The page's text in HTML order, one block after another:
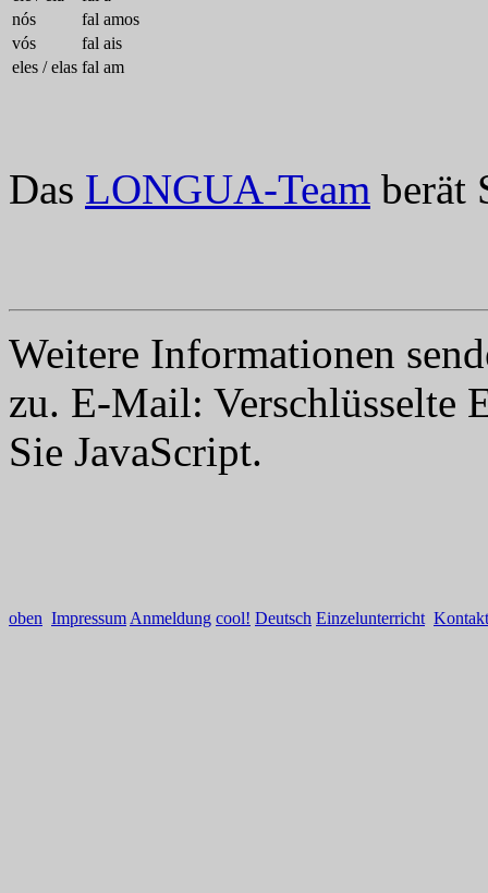
nós
fal amos
vós
fal ais
eles / elas fal am
Das LONGUA-Team berät
Weitere Informationen
zu. E-Mail: Verschlüsselte
Sie JavaScript.
oben Impressum Anmeldung cool! Deutsch Einzelunterricht Kontakt